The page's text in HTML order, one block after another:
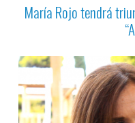
María Rojo tendrá